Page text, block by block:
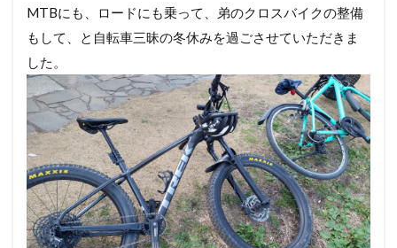
MTBにも、ロードにも乗って、弟のクロスバイクの整備
もして、と自転車三昧の冬休みを過ごさせていただきま
した。